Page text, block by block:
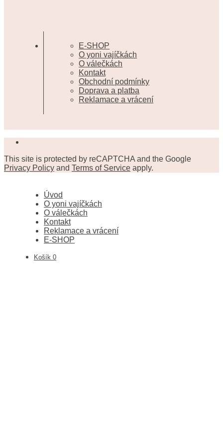
E-SHOP
O yoni vajíčkách
O válečkách
Kontakt
Obchodní podmínky
Doprava a platba
Reklamace a vrácení
This site is protected by reCAPTCHA and the Google
Privacy Policy and Terms of Service apply.
Úvod
O yoni vajíčkách
O válečkách
Kontakt
Reklamace a vrácení
E-SHOP
Košík 0